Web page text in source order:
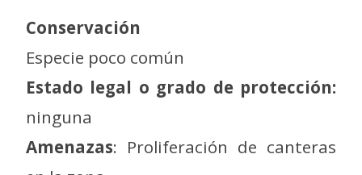
Conservación
Especie poco común
Estado legal o grado de protección:
ninguna
Amenazas: Proliferación de canteras